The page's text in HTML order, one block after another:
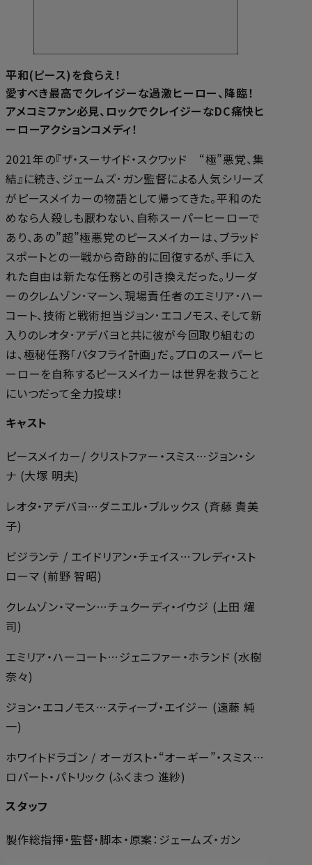
平和(ピース)を食らえ！
愛すべき最高でクレイジーな過激ヒーロー、降臨！
アメコミファン必見、ロックでクレイジーなDC痛快ヒ
ーローアクションコメディ！
2021年の『ザ・スーサイド・スクワッド “極”悪党、集
結』に続き、ジェームズ･ガン監督による人気シリーズ
がピースメイカーの物語として帰ってきた。平和のた
めなら人殺しも厭わない、自称スーパーヒーローで
あり、あの”超”極悪党のピースメイカーは、ブラッド
スポートとの一戦から奇跡的に回復するが、手に入
れた自由は新たな任務との引き換えだった。リーダ
ーのクレムゾン･マーン、現場責任者のエミリア･ハー
コート、技術と戦術担当ジョン･エコノモス、そして新
入りのレオタ･アデバヨと共に彼が今回取り組むの
は、極秘任務「バタフライ計画」だ。プロのスーパーヒ
ーローを自称するピースメイカーは世界を救うこと
にいつだって全力投球！
キャスト
ピースメイカー/ クリストファー・スミス…ジョン・シ
ナ (大塚 明夫)
レオタ・アデバヨ…ダニエル・ブルックス (斉藤 貴美
子)
ビジランテ / エイドリアン・チェイス…フレディ・スト
ローマ (前野 智昭)
クレムゾン・マーン…チュクーディ・イウジ (上田 燿
司)
エミリア・ハーコート…ジェニファー・ホランド (水樹
奈々)
ジョン・エコノモス…スティーブ・エイジー (遠藤 純
一)
ホワイトドラゴン / オーガスト・“オーギー”・スミス…
ロバート・パトリック (ふくまつ 進紗)
スタッフ
製作総指揮・監督・脚本・原案：ジェームズ・ガン